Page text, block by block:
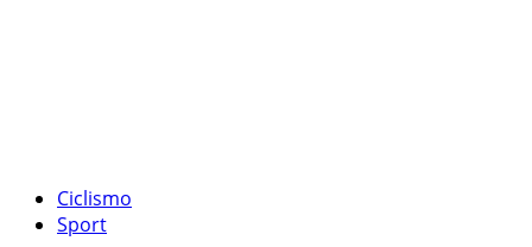
Ciclismo
Sport